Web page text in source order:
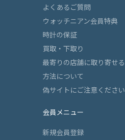
よくあるご質問
ウォッチニアン会員特典
時計の保証
買取・下取り
最寄りの店舗に取り寄せる
方法について
偽サイトにご注意ください
会員メニュー
新規会員登録